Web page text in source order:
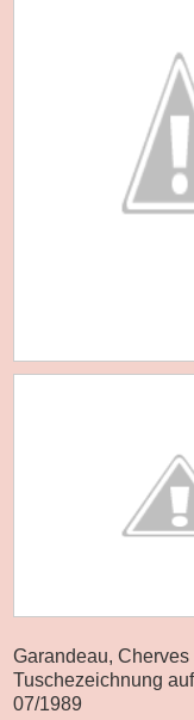
Garandeau,
Tuschezeichnung
07/1989